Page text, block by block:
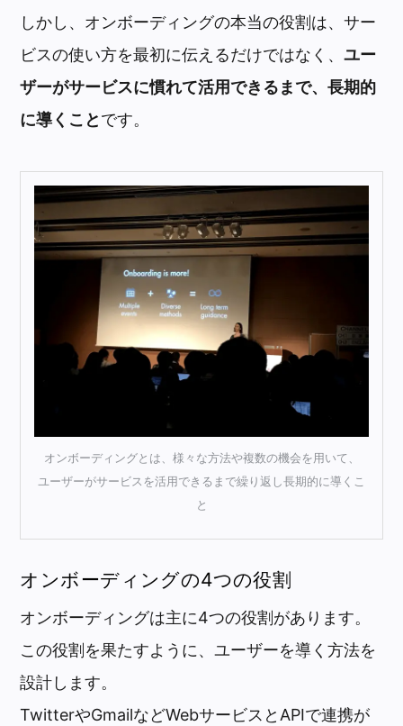
しかし、オンボーディングの本当の役割は、サー
ビスの使い方を最初に伝えるだけではなく、ユー
ザーがサービスに慣れて活用できるまで、長期的
に導くことです。
オンボーディングとは、様々な方法や複数の機会を用いて、
ユーザーがサービスを活用できるまで繰り返し長期的に導くこ
と
オンボーディングの4つの役割
オンボーディングは主に4つの役割があります。
この役割を果たすように、ユーザーを導く方法を
設計します。
TwitterやGmailなどWebサービスとAPIで連携が